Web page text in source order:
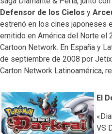
Defensor de los Cielos y
estrenó en los cines japoneses
emitido en América del Norte el
Cartoon Network. En España y
de septiembre de 2008 por
Carton Network Latinoamérica,
El
VS